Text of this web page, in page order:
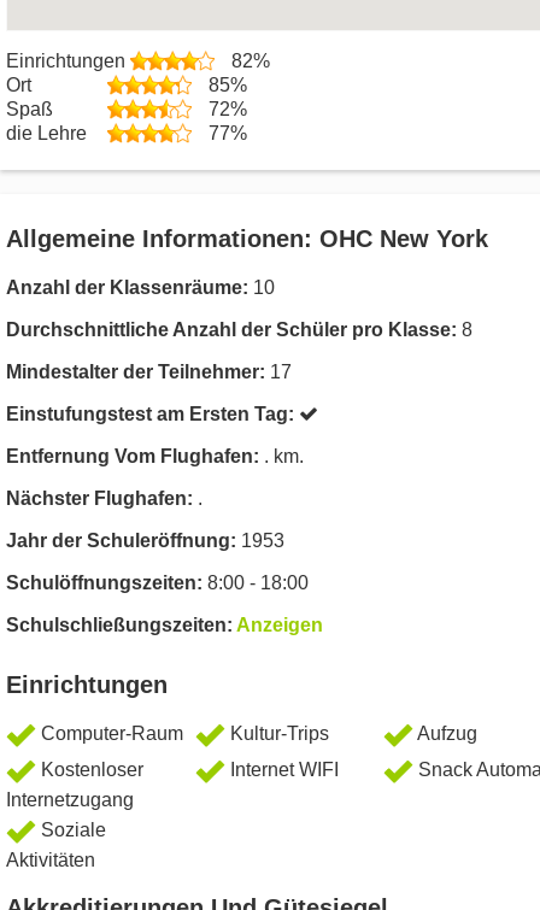
Einrichtungen
82%
Ort
85%
Spaß
72%
die Lehre
77%
Allgemeine Informationen: OHC New York
Anzahl der Klassenräume: 10
Durchschnittliche Anzahl der Schüler pro Klasse: 8
Mindestalter der Teilnehmer: 17
Einstufungstest am Ersten Tag:
Entfernung Vom Flughafen: . km.
Nächster Flughafen: .
Jahr der Schuleröffnung: 1953
Schulöffnungszeiten: 8:00 - 18:00
Schulschließungszeiten: Anzeigen
Einrichtungen
Computer-Raum Kultur-Trips
Aufzug
Kostenloser
Internetzugang
Internet WIFI Snack
Soziale
Aktivitäten